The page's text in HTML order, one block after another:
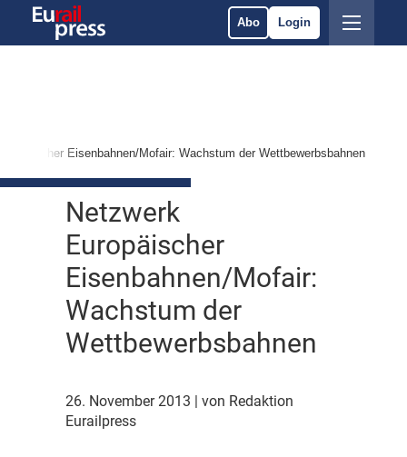
Abo Login
Eisenbahnen/Mofair: Wachstum der Wettbewerbsbahnen
Netzwerk
Europäischer
Eisenbahnen/Mofair:
Wachstum der
Wettbewerbsbahnen
26. November 2013
| von Redaktion
Eurailpress